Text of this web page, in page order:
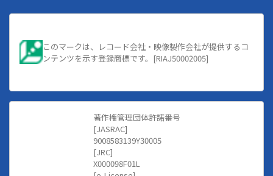
このマークは、レコード会社・映像製作会社が提供するコ
ンテンツを示す登録商標です。[RIAJ50002005]
著作権管理団体許諾番号
[JASRAC]
9008583139Y30005
[JRC]
X000098F01L